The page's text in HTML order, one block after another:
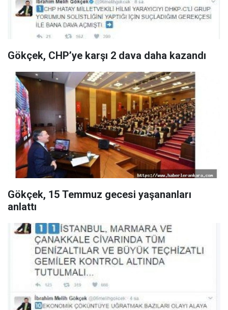
Gökçek, CHP’ye karşı 2 dava daha kazandı
Gökçek, 15 Temmuz gecesi yaşananları
anlattı